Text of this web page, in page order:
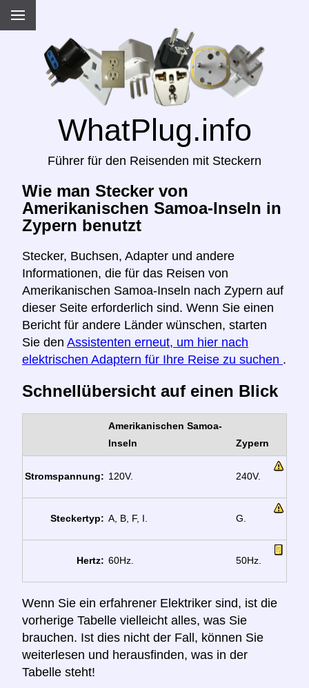
WhatPlug.info
Führer für den Reisenden mit Steckern
Wie man Stecker von
Amerikanischen Samoa-Inseln in
Zypern benutzt
Stecker, Buchsen, Adapter und andere
Informationen, die für das Reisen von
Amerikanischen Samoa-Inseln nach Zypern auf
dieser Seite erforderlich sind. Wenn Sie einen
Bericht für andere Länder wünschen, starten
Sie den Assistenten erneut, um hier nach
elektrischen Adaptern für Ihre Reise zu suchen .
Schnellübersicht auf einen Blick
Amerikanischen Samoa-
Inseln
Zypern
Stromspannung: 120V. 240V.
Steckertyp: A, B, F, I. G.
Hertz: 60Hz. 50Hz.
Wenn Sie ein erfahrener Elektriker sind, ist die
vorherige Tabelle vielleicht alles, was Sie
brauchen. Ist dies nicht der Fall, können Sie
weiterlesen und herausfinden, was in der
Tabelle steht!